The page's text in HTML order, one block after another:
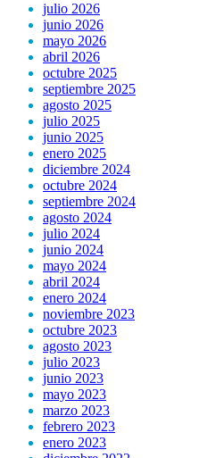
julio 2026
junio 2026
mayo 2026
abril 2026
octubre 2025
septiembre 2025
agosto 2025
julio 2025
junio 2025
enero 2025
diciembre 2024
octubre 2024
septiembre 2024
agosto 2024
julio 2024
junio 2024
mayo 2024
abril 2024
enero 2024
noviembre 2023
octubre 2023
agosto 2023
julio 2023
junio 2023
mayo 2023
marzo 2023
febrero 2023
enero 2023